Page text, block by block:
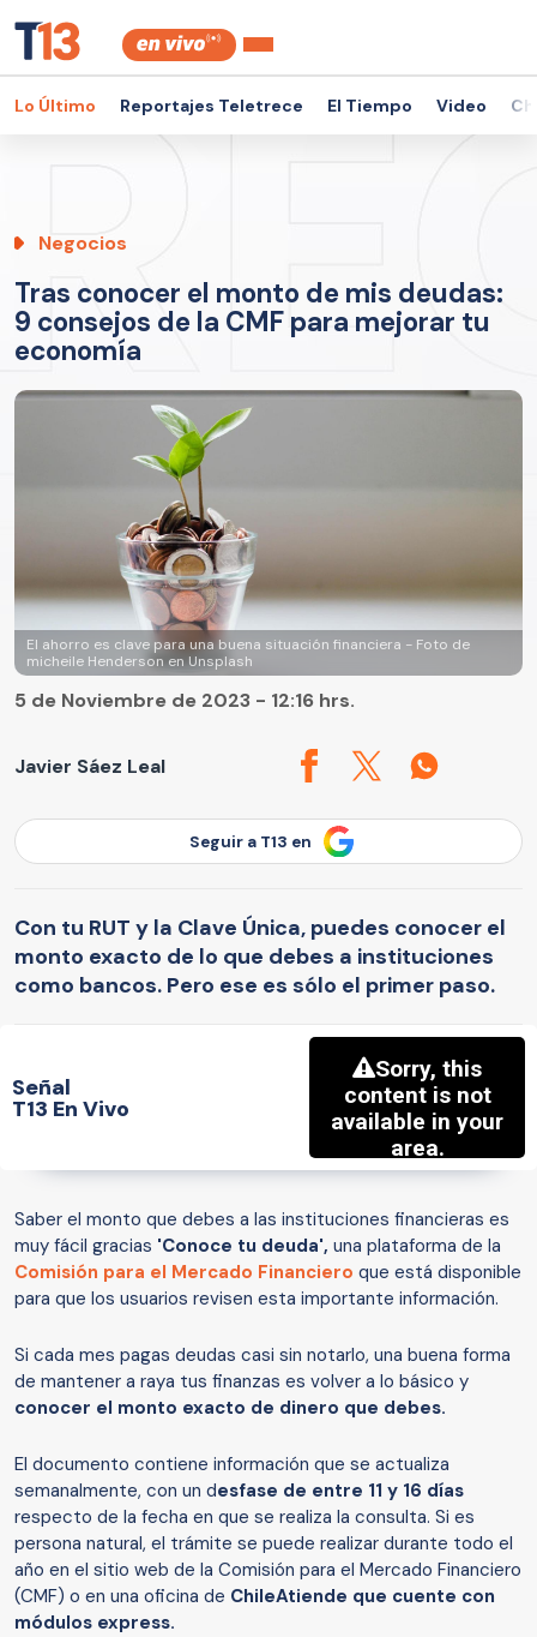
Lo Último Reportajes Teletrece El Tiempo Video
Negocios
Tras conocer el monto de mis deudas:
9 consejos de la CMF para mejorar tu
economía
El ahorro es clave para una buena situación financiera - Foto de
micheile Henderson en Unsplash
Javier Sáez Leal
5 de Noviembre de 2023 - 12:16 hrs.
Seguir a T13 en
Con tu RUT y la Clave Única, puedes conocer el
monto exacto de lo que debes a instituciones
como bancos. Pero ese es sólo el primer paso.
Señal
T13 En Vivo
Saber el monto que debes a las instituciones financieras es
muy fácil gracias 'Conoce tu deuda', una plataforma de la
Comisión para el Mercado Financiero que está disponible
para que los usuarios revisen esta importante información.
Si cada mes pagas deudas casi sin notarlo, una buena forma
de mantener a raya tus finanzas es volver a lo básico y
conocer el monto exacto de dinero que debes.
El documento contiene información que se actualiza
semanalmente, con un desfase de entre 11 y 16 días
respecto de la fecha en que se realiza la consulta. Si es
persona natural, el trámite se puede realizar durante todo el
año en el sitio web de la Comisión para el Mercado Financiero
(CMF) o en una oficina de ChileAtiende que cuente con
módulos express.